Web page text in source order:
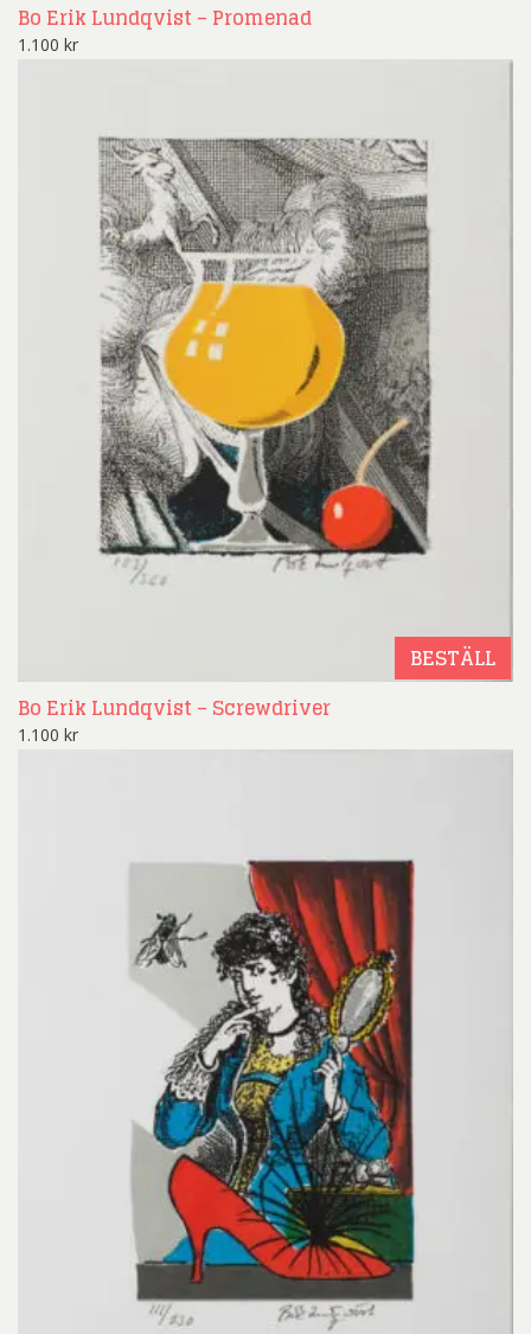
Bo Erik Lundqvist – Promenad
1.100 kr
BESTÄLL
Bo Erik Lundqvist – Screwdriver
1.100 kr